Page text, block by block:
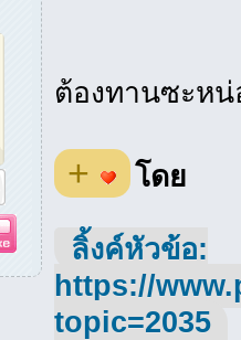
ต้องทานซะหน่
+ โดย
ลิ้งค์หัวข้อ:
https://
topic=2035